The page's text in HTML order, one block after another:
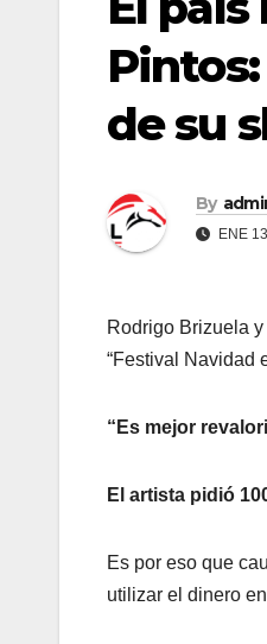
de su
By
ENE
Rodrigo Brizuela
“Festival Navidad
“Es mejor
El artista pidió
Es por eso que
utilizar el dinero